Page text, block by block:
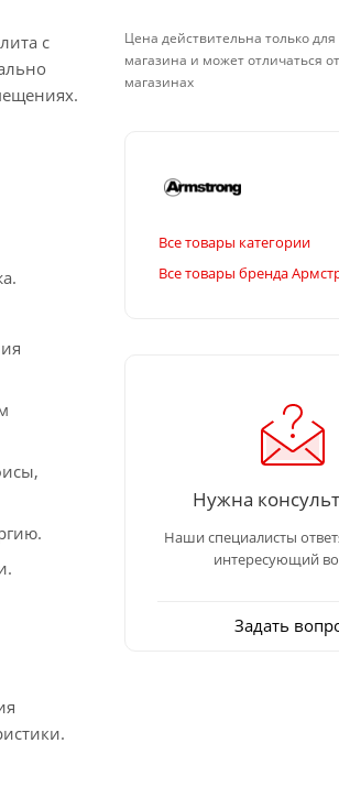
с
Цена действительна только
магазина и может отличаться
магазинах
Все товары категории
Все товары бренда
Нужна
Наши специалисты
интересующий
Задать